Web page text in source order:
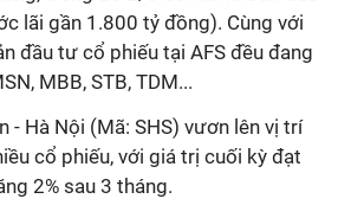
lãi gần 1.800 tỷ đồng). Cùng với
đầu tư cổ phiếu tại AFS đều đang
MBB, STB, TDM...
- Hà Nội (Mã: SHS) vươn lên vị trí
cổ phiếu, với giá trị cuối kỳ đạt
2% sau 3 tháng.